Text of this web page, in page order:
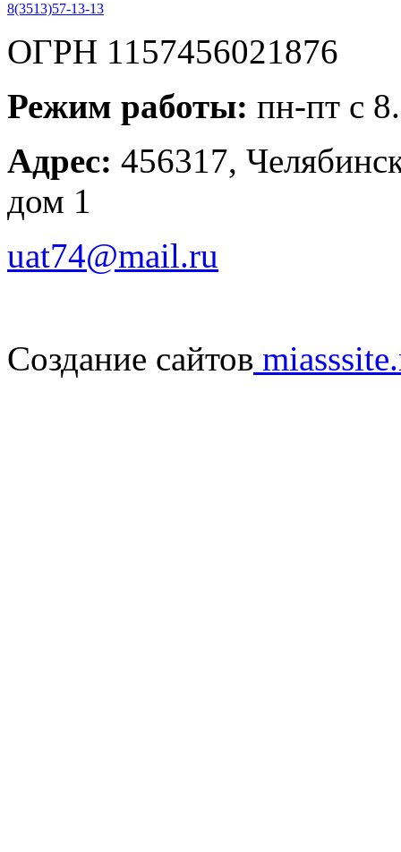
8(3513)57-13-13
ОГРН 1157456021876
Режим работы: пн-пт с
Адрес: 456317,
дом 1
uat74@mail.ru
Создание сайтов